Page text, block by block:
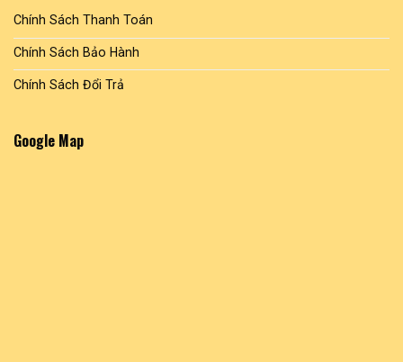
Chính Sách Thanh Toán
Chính Sách Bảo Hành
Chính Sách Đổi Trả
Google Map